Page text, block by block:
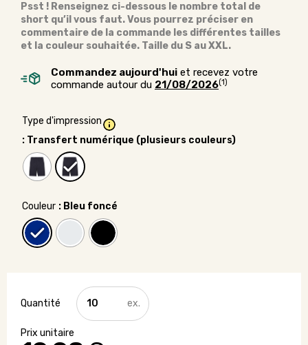
Psst ! Renseignez ci-dessous le nombre total de
short qu’il vous faut. Vous pourrez préciser en
commentaire de la commande les différentes tailles
et la couleur souhaitée. Taille du S au XXL.
Commandez aujourd'hui et recevez votre
commande autour du 21/08/2026(1)
Type d'impression
: Transfert numérique (plusieurs couleurs)
Couleur : Bleu foncé
quantité
de
Short